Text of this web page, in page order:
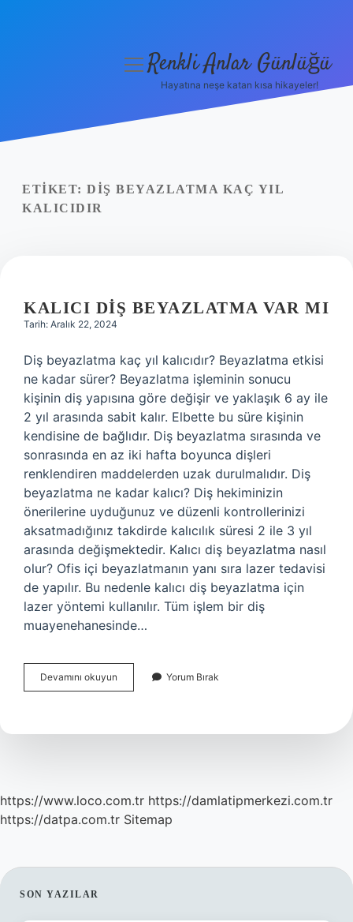
Yasal Uyarı
menüyüRenkli Anlar Günlüğü
Hayatına neşe katan kısa hikayeler!
ETIKET: DIŞ BEYAZLATMA KAÇ YIL
KALICIDIR
KALICI DIŞ BEYAZLATMA VAR MI
Tarih: Aralık 22, 2024
Diş beyazlatma kaç yıl kalıcıdır? Beyazlatma etkisi
ne kadar sürer? Beyazlatma işleminin sonucu
kişinin diş yapısına göre değişir ve yaklaşık 6 ay ile
2 yıl arasında sabit kalır. Elbette bu süre kişinin
kendisine de bağlıdır. Diş beyazlatma sırasında ve
sonrasında en az iki hafta boyunca dişleri
renklendiren maddelerden uzak durulmalıdır. Diş
beyazlatma ne kadar kalıcı? Diş hekiminizin
önerilerine uyduğunuz ve düzenli kontrollerinizi
aksatmadığınız takdirde kalıcılık süresi 2 ile 3 yıl
arasında değişmektedir. Kalıcı diş beyazlatma nasıl
olur? Ofis içi beyazlatmanın yanı sıra lazer tedavisi
de yapılır. Bu nedenle kalıcı diş beyazlatma için
lazer yöntemi kullanılır. Tüm işlem bir diş
muayenehanesinde…
Devamını okuyun
Diş
Mı
Yorum Bırak
https://www.loco.com.tr https://damlatipmerkezi.com.tr
https://datpa.com.tr Sitemap
SIDEBAR
SON YAZILAR